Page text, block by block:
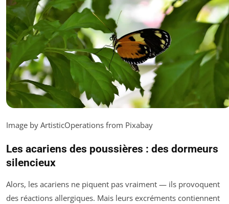
Image by ArtisticOperations from Pixabay
Les acariens des poussières : des dormeurs
silencieux
Alors, les acariens ne piquent pas vraiment — ils provoquent
des réactions allergiques. Mais leurs excréments contiennent